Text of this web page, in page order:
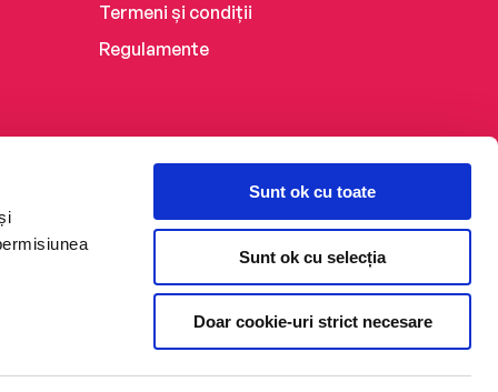
Sunt ok cu toate
Sunt ok cu selecția
Doar cookie-uri strict necesare
Termeni și condiții
Regulamente